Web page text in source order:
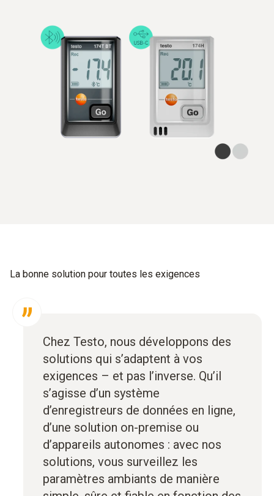
La bonne solution pour toutes les exigences
Chez Testo, nous développons des
solutions qui s’adaptent à vos
exigences – et pas l’inverse. Qu’il
s’agisse d’un système
d’enregistreurs de données en ligne,
d’une solution on-premise ou
d’appareils autonomes : avec nos
solutions, vous surveillez les
paramètres ambiants de manière